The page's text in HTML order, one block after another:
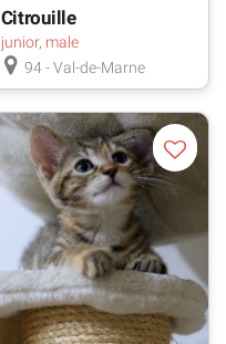
Citrouille
junior, male
94 - Val-de-Marne